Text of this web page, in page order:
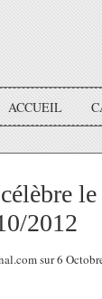
ACCUEIL
2012
sur 6